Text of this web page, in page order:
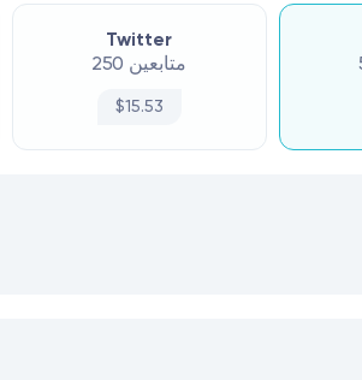
Twitter
250 متابعين
$15.53